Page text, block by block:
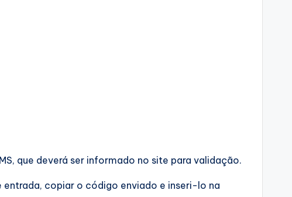
que deverá ser informado no site para validação.
copiar o código enviado e inseri-lo na